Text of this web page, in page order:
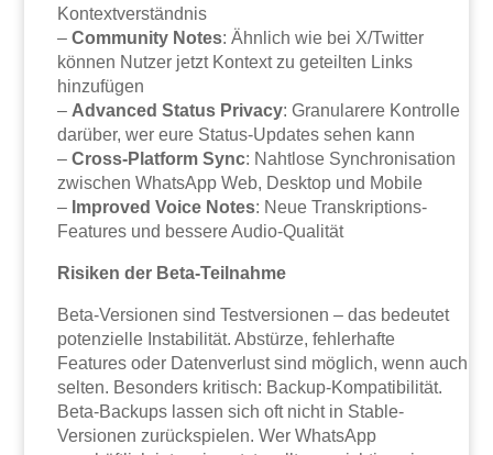
Kontextverständnis
–Community Notes: Ähnlich wie bei X/Twitter
können Nutzer jetzt Kontext zu geteilten Links
hinzufügen
– Advanced Status Privacy: Granularere Kontrolle
darüber, wer eure Status-Updates sehen kann
–Cross-Platform Sync: Nahtlose Synchronisation
zwischen WhatsApp Web, Desktop und Mobile
– Improved Voice Notes: Neue Transkriptions-
Features und bessere Audio-Qualität
Risiken der Beta-Teilnahme
Beta-Versionen sind Testversionen – das bedeutet
potenzielle Instabilität. Abstürze, fehlerhafte
Features oder Datenverlust sind möglich, wenn auch
selten. Besonders kritisch: Backup-Kompatibilität.
Beta-Backups lassen sich oft nicht in Stable-
Versionen zurückspielen. Wer WhatsApp